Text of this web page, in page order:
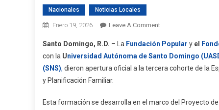
Nacionales Noticias Locales
Enero 19, 2026 Leave A CommentOn
Tercera
Cohorte
De
Enfermería
Santo Domingo, R.D. – La Fundación Popular y el
con la Universidad Autónoma de Santo Domingo
(SNS), dieron apertura oficial a la tercera cohorte de la
y Planificación Familiar.
Esta formación se desarrolla en el marco del Proyecto